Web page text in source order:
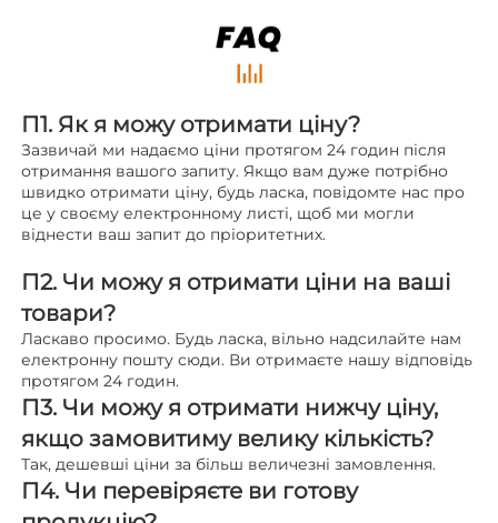
П1. Як я можу отримати ціну?
Зазвичай ми надаємо ціни протягом 24 годин після
отримання вашого запиту. Якщо вам дуже потрібно
швидко отримати ціну, будь ласка, повідомте нас про
це у своєму електронному листі, щоб ми могли
віднести ваш запит до пріоритетних.
П2. Чи можу я отримати ціни на ваші
товари?
Ласкаво просимо. Будь ласка, вільно надсилайте нам
електронну пошту сюди. Ви отримаєте нашу відповідь
протягом 24 годин.
П3. Чи можу я отримати нижчу ціну,
якщо замовитиму велику кількість?
Так, дешевші ціни за більш величезні замовлення.
П4. Чи перевіряєте ви готову